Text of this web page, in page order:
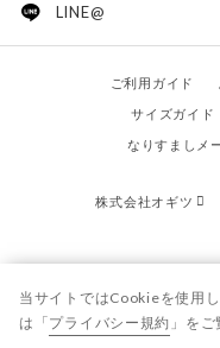
LINE@
ご利用ガイド
サイズガイド
なりすましメ
株式会社オギツ
© OGITSU
当サイトではCookieを使用
は「プライバシー規約 」をご